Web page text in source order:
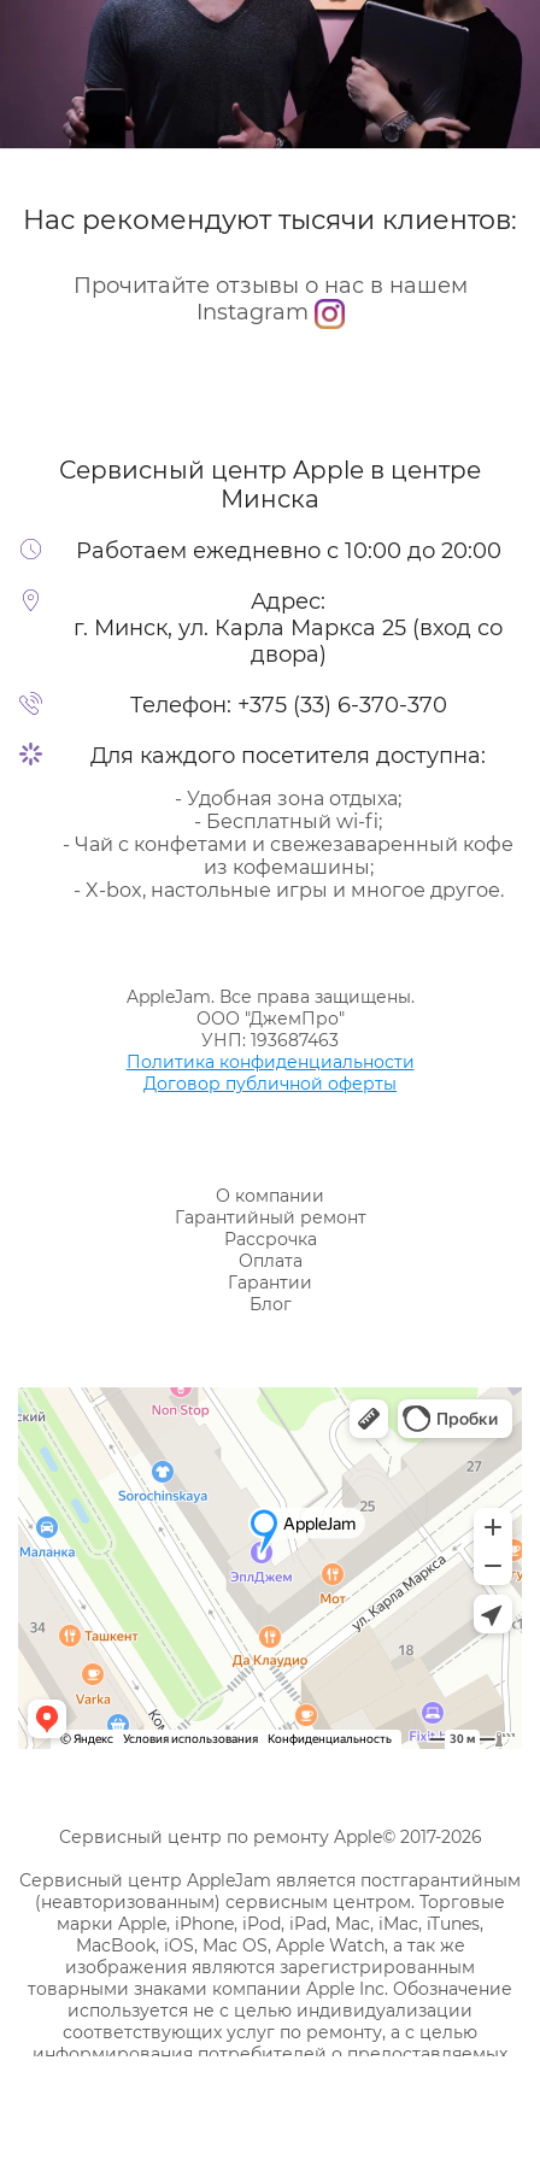
Нас рекомендуют тысячи клиентов:
Прочитайте отзывы о нас в нашем
Instagram
Сервисный центр Apple в центре
Минска
Работаем ежедневно с 10:00 до 20:00
Адрес:
г. Минск, ул. Карла Маркса 25 (вход со
двора)
Телефон: +375 (33) 6-370-370
Для каждого посетителя доступна:
- Удобная зона отдыха;
- Бесплатный wi-fi;
- Чай с конфетами и свежезаваренный кофе
из кофемашины;
- X-box, настольные игры и многое другое.
AppleJam. Все права защищены.
ООО "ДжемПро"
УНП: 193687463
Политика конфиденциальности
Договор публичной оферты
О компании
Гарантийный ремонт
Рассрочка
Оплата
Гарантии
Блог
Сервисный центр по ремонту Apple© 2017-2026
Сервисный центр AppleJam является постгарантийным
(неавторизованным) сервисным центром. Торговые
марки Apple, iPhone, iPod, iPad, Mac, iMac, iTunes,
MacBook, iOS, Mac OS, Apple Watch, а так же
изображения являются зарегистрированным
товарными знаками компании Apple Inc. Обозначение
используется не с целью индивидуализации
соответствующих услуг по ремонту, а с целью
информирования потребителей о предоставляемых